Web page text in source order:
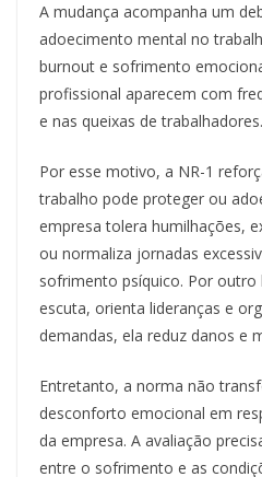
A mudança acompanha um
adoecimento mental no
burnout e sofrimento
profissional aparecem com
e nas queixas de trabalhadores.
Por esse motivo, a NR-1
trabalho pode proteger ou
empresa tolera humilhações,
ou normaliza jornadas
sofrimento psíquico. Por
escuta, orienta lideranças e
demandas, ela reduz danos e
Entretanto, a norma não
desconforto emocional em
da empresa. A avaliação
entre o sofrimento e as